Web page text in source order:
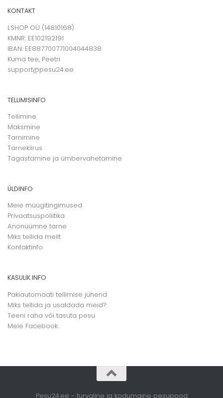
KONTAKT
LSHOP OÜ (14810168)
KMNR: EE102192191
IBAN: EE887700771004044838
Kuma tee, Peetri
support@pesu24.ee
TELLIMISINFO
Tellimine
Maksmine
Tarnimine
Tarnekiirus
Tagastamine ja ümbervahetamine
ÜLDINFO
Meie müügitingimused
Privaatsuspoliitika
Anonüümne tarne
Miks tellida meilt
Kontaktinfo
KASULIK INFO
Pakiautomaati tellimise juhend
Miks tellida ja usaldada meid?
Teeni raha või tasuta pesu
Meie Facebook
Pesu24.ee - turvaline ja kodumaine pesupood